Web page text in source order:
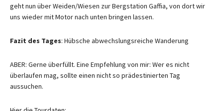
geht nun über Weiden/Wiesen zur Bergstation Gaffia, von dort wir
uns wieder mit Motor nach unten bringen lassen.
Fazit des Tages: Hübsche abwechslungsreiche Wanderung
ABER: Gerne überfüllt. Eine Empfehlung von mir: Wer es nicht
überlaufen mag, sollte einen nicht so prädestinierten Tag
aussuchen.